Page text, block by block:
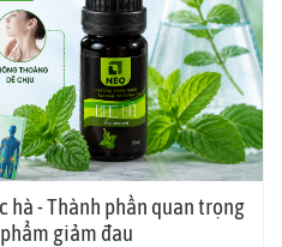
- Thành phần quan trọng
giảm đau